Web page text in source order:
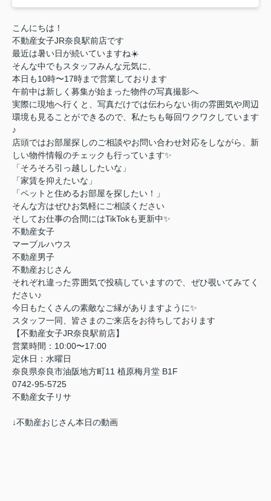
こんにちは！
不動産女子JR奈良駅前店です
最近は暑い日が続いていますね☀️
そんな中でもスタッフみんな元気に、
本日も10時〜17時まで営業しております
午前中は新しく募集が始まった物件の写真撮影へ
実際に現地へ行くと、写真だけでは伝わらない街の雰囲気や周辺
環境も見ることができるので、私たちも毎回ワクワクしています
♪
店頭ではお部屋探しのご相談やお問い合わせ対応をしながら、新
しい物件情報のチェックも行っています✨
「そろそろ引っ越ししたいな」
「家賃を抑えたいな」
「ペットと住めるお部屋を探したい！」
そんな方はぜひお気軽にご相談ください
そしてお仕事の合間にはTikTokも更新中✨
不動産女子
マーブルハウス
不動産男子
不動産おじさん
それぞれ違った雰囲気で投稿していますので、ぜひ覗いてみてく
ださい♪
今日もたくさんの素敵なご縁がありますように✨
スタッフ一同、皆さまのご来店をお待ちしております
【不動産女子JR奈良駅前店】
営業時間：10:00〜17:00
定休日：水曜日
奈良県奈良市油阪地方町11 植原梅月堂 B1F
0742-95-5725
不動産女子リサ
↓不動産おじさん本日の動画